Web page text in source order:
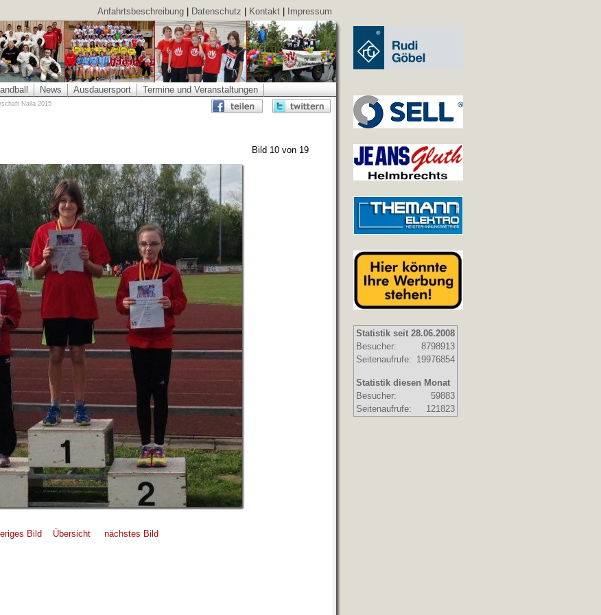
Anfahrtsbeschreibung Datenschutz Kontakt Impressum
News Ausdauersport Termine und Veranstaltungen
Naila 2015
Bild 10 von 19
Bild Übersicht nächstes Bild
Statistik seit 28.06.2008
Besucher:
8798913
Seitenaufrufe: 19976854
Statistik diesen Monat
Besucher:
59883
Seitenaufrufe:
121823